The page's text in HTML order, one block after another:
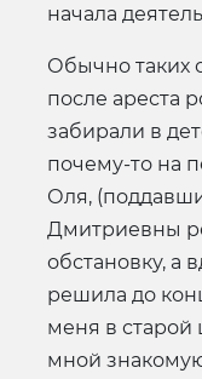
начала
Обычно таких
после ареста
забирали в
почему-то на
Оля,
Дмитриевны
обстановку, а
решила до
меня в старой
мной